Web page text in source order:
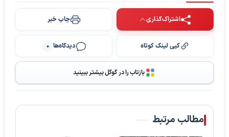
اشتراک‌گذاری چاپ خبر
کپی لینک کوتاه دیدگاه‌ها 0
بازتاب را در گوگل بیشتر ببینید
مطالب مرتبط